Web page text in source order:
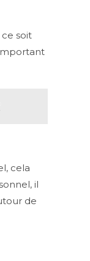
soit
cela
il
de